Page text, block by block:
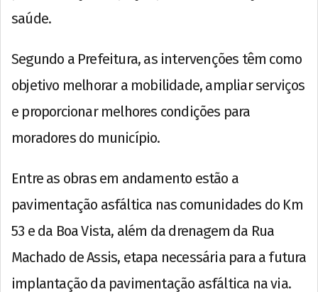
saúde.
Segundo a Prefeitura, as intervenções têm como
objetivo melhorar a mobilidade, ampliar serviços
e proporcionar melhores condições para
moradores do município.
Entre as obras em andamento estão a
pavimentação asfáltica nas comunidades do Km
53 e da Boa Vista, além da drenagem da Rua
Machado de Assis, etapa necessária para a futura
implantação da pavimentação asfáltica na via.